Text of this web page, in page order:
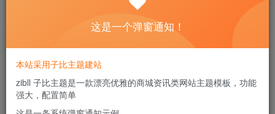
9月5日，农历八月初十，星期一！
在这里，每天60秒读懂世界！
这是一个弹窗通知！
本站采用子比主题建站
zibll 子比主题是一款漂亮优雅的商城资讯类网站主题模板，功能
强大，配置简单